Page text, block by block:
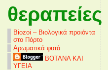
θεραπείες
Biozoi – Βιολογικά προιόντα
στο Πόρτο
Αρωματικά φυτά
ΒΟΤΑΝΑ ΚΑΙ
ΥΓΕΙΑ